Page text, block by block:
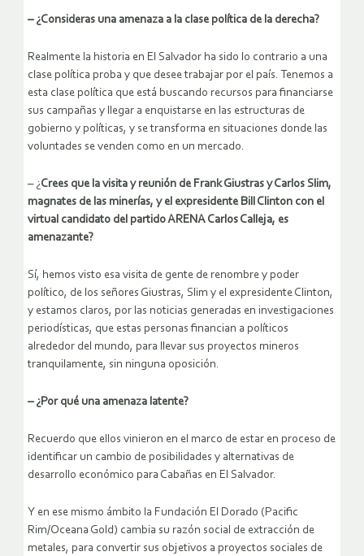
– ¿Consideras una amenaza a la clase política de la derecha?
Realmente la historia en El Salvador ha sido lo contrario a una
clase política proba y que desee trabajar por el país. Tenemos a
esta clase política que está buscando recursos para financiarse
sus campañas y llegar a enquistarse en las estructuras de
gobierno y políticas, y se transforma en situaciones donde las
voluntades se venden como en un mercado.
– ¿Crees que la visita y reunión de Frank Giustras y Carlos Slim,
magnates de las minerías, y el expresidente Bill Clinton con el
virtual candidato del partido ARENA Carlos Calleja, es
amenazante?
Sí, hemos visto esa visita de gente de renombre y poder
político, de los señores Giustras, Slim y el expresidente Clinton,
y estamos claros, por las noticias generadas en investigaciones
periodísticas, que estas personas financian a políticos
alrededor del mundo, para llevar sus proyectos mineros
tranquilamente, sin ninguna oposición.
– ¿Por qué una amenaza latente?
Recuerdo que ellos vinieron en el marco de estar en proceso de
identificar un cambio de posibilidades y alternativas de
desarrollo económico para Cabañas en El Salvador.
Y en ese mismo ámbito la Fundación El Dorado (Pacific
Rim/Oceana Gold) cambia su razón social de extracción de
metales, para convertir sus objetivos a proyectos sociales de